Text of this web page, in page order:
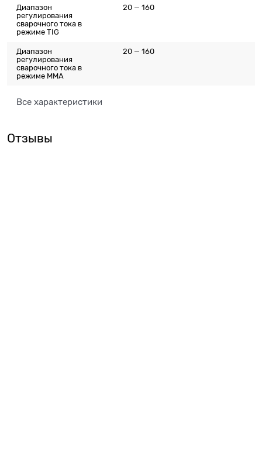
Диапазон
регулирования
сварочного тока в
режиме TIG
20 — 160
Диапазон
регулирования
сварочного тока в
режиме ММА
20 — 160
Все характеристики
Отзывы